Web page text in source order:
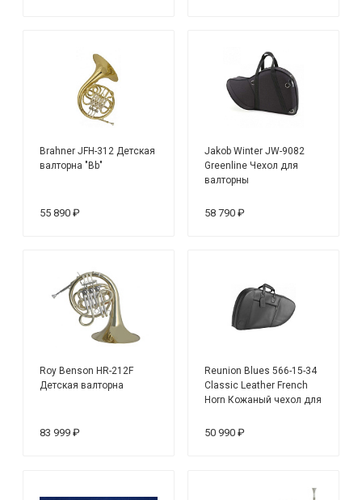
Brahner JFH-312 Детская
валторна "Bb"
55 890 ₽
Jakob Winter JW-9082
Greenline Чехол для
валторны
58 790 ₽
Roy Benson HR-212F
Детская валторна
83 999 ₽
Reunion Blues 566-15-34
Classic Leather French
Horn Кожаный чехол для
50 990 ₽